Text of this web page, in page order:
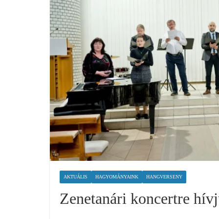
AKTUÁLIS HAGYOMÁNYAINK HANGVERSENY
Zenetanári koncertre